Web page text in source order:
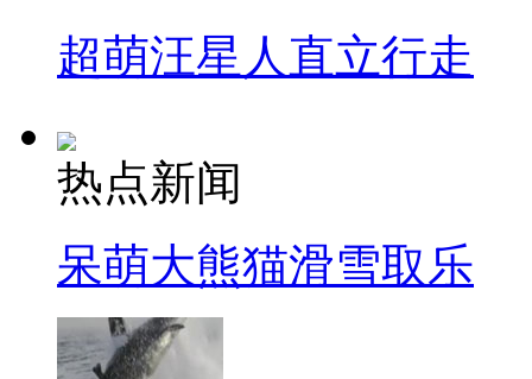
超萌汪星人直立行走
热点新闻
呆萌大熊猫滑雪取乐